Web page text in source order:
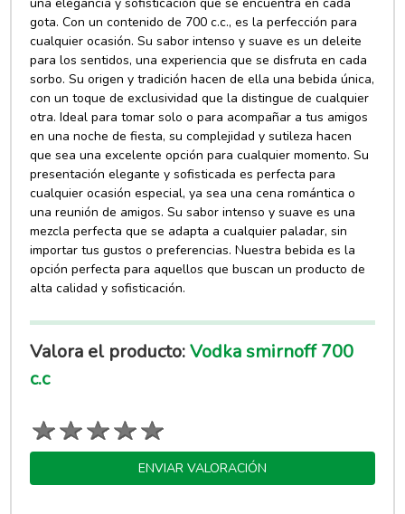
gota. Con un contenido de 700 c.c., es la perfección para
cualquier ocasión. Su sabor intenso y suave es un deleite
para los sentidos, una experiencia que se disfruta en cada
sorbo. Su origen y tradición hacen de ella una bebida única,
con un toque de exclusividad que la distingue de cualquier
otra. Ideal para tomar solo o para acompañar a tus amigos
en una noche de fiesta, su complejidad y sutileza hacen
que sea una excelente opción para cualquier momento. Su
presentación elegante y sofisticada es perfecta para
cualquier ocasión especial, ya sea una cena romántica o
una reunión de amigos. Su sabor intenso y suave es una
mezcla perfecta que se adapta a cualquier paladar, sin
importar tus gustos o preferencias. Nuestra bebida es la
opción perfecta para aquellos que buscan un producto de
alta calidad y sofisticación.
Valora el producto:Vodka smirnoff 700
c.c
ENVIAR VALORACIÓN